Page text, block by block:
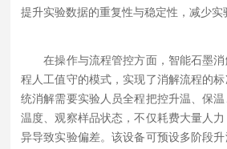
提升实验数据的重复性与稳定性，减少实
在操作与流程管控方面，智能石墨消
程人工值守的模式，实现了消解流程的
统消解需要实验人员全程把控升温、保
温度、观察样品状态，不仅耗费大量人
异导致实验偏差。该设备可预设多阶段